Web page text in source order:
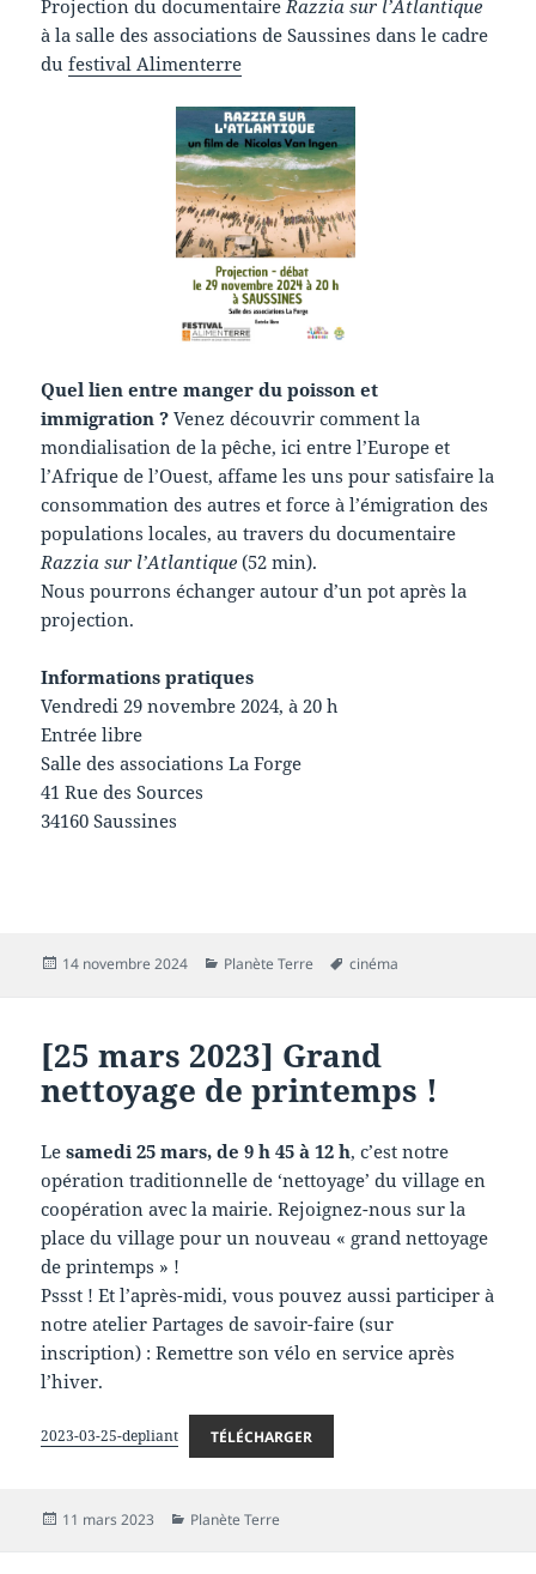
Projection du documentaire Razzia sur l’Atlantique
à la salle des associations de Saussines dans le cadre
dufestival Alimenterre
Quel lien entre manger du poisson et
immigration ? Venez découvrir comment la
mondialisation de la pêche, ici entre l’Europe et
l’Afrique de l’Ouest, affame les uns pour satisfaire la
consommation des autres et force à l’émigration des
populations locales, au travers du documentaire
Razzia sur l’Atlantique (52 min).
Nous pourrons échanger autour d’un pot après la
projection.
Informations pratiques
Vendredi 29 novembre 2024, à 20 h
Entrée libre
Salle des associations La Forge
41 Rue des Sources
34160 Saussines
Publié
14 novembre 2024 Catégories
Planète Terre
Mots-
cinéma
[25 mars 2023] Grand
nettoyage de printemps !
Lesamedi 25 mars, de 9 h 45 à 12 h, c’est notre
opération traditionnelle de ‘nettoyage’ du village en
coopération avec la mairie. Rejoignez-nous sur la
place du village pour un nouveau « grand nettoyage
de printemps » !
Pssst ! Et l’après-midi, vous pouvez aussi participer à
notre atelier Partages de savoir-faire (sur
inscription) : Remettre son vélo en service après
l’hiver.
2023-03-25-depliant TÉLÉCHARGER
Publié
11 mars 2023 Catégories
Planète Terre